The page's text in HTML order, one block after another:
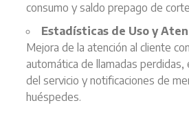
consumo y saldo prepago de
Estadísticas de Uso y
Mejora de la atención al cliente
automática de llamadas perdidas,
del servicio y notificaciones de
huéspedes.